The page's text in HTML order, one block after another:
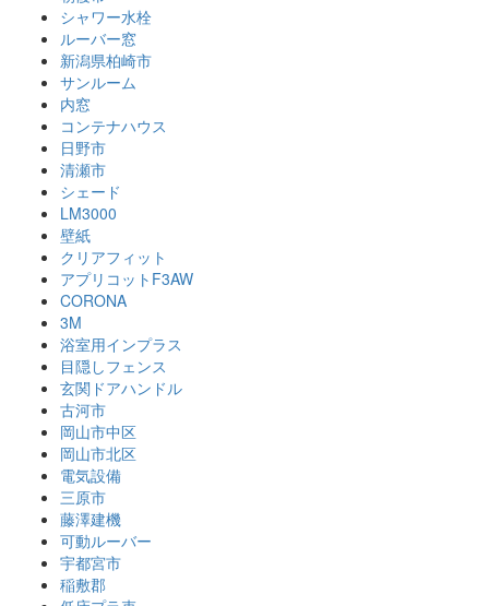
シャワー水栓
ルーバー窓
新潟県柏崎市
サンルーム
内窓
コンテナハウス
日野市
清瀬市
シェード
LM3000
壁紙
クリアフィット
アプリコットF3AW
CORONA
3M
浴室用インプラス
目隠しフェンス
玄関ドアハンドル
古河市
岡山市中区
岡山市北区
電気設備
三原市
藤澤建機
可動ルーバー
宇都宮市
稲敷郡